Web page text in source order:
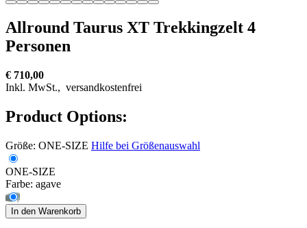
Allround Taurus XT Trekkingzelt 4
Personen
€ 710,00
Inkl. MwSt., versandkostenfrei
Product Options:
Größe: ONE-SIZE Hilfe bei Größenauswahl
ONE-SIZE
Farbe: agave
In den Warenkorb